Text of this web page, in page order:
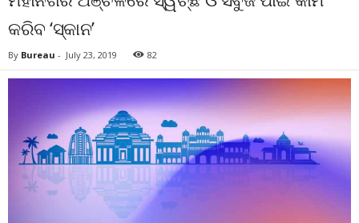
କରିବ ‘ସ୍କାନ’
By Bureau - July 23, 2019 82